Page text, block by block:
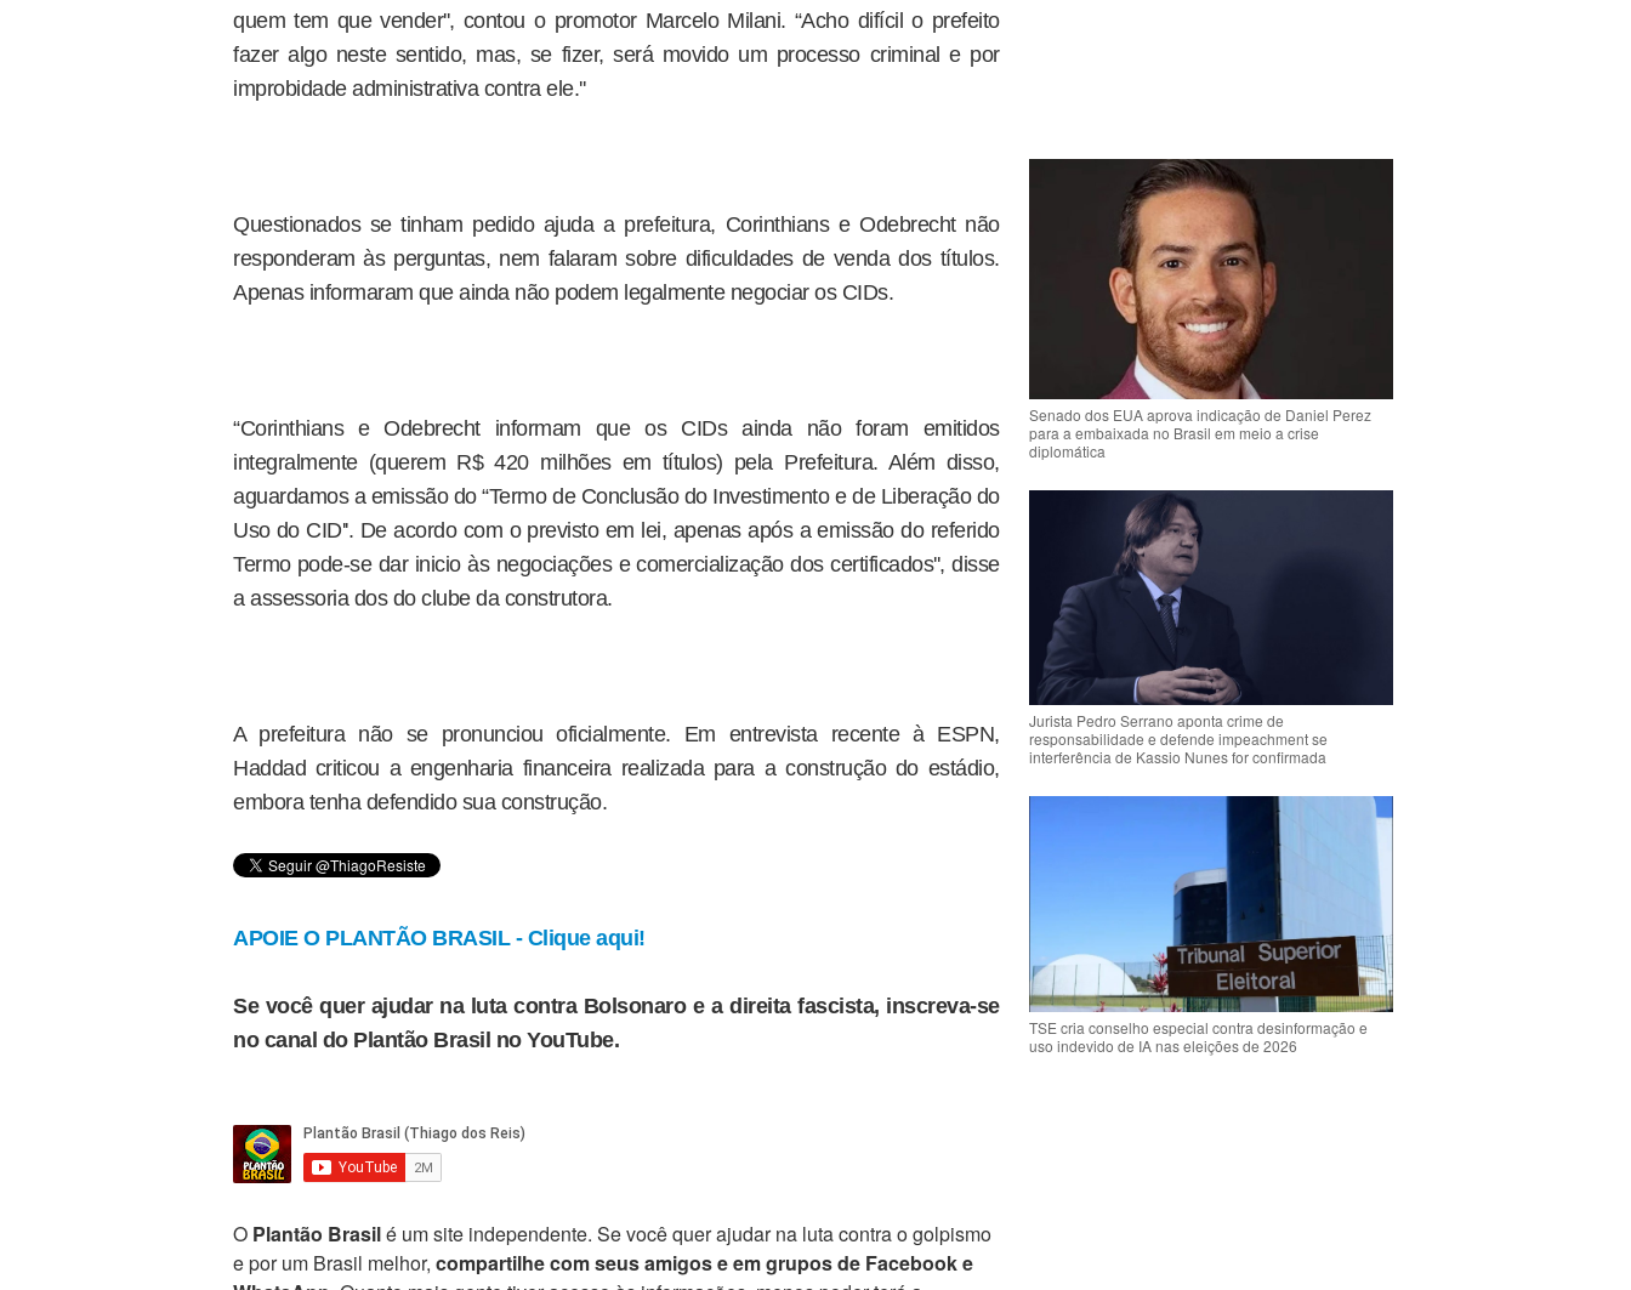
quem tem que vender'', contou o promotor Marcelo Milani. “Acho difícil o prefeito
fazer algo neste sentido, mas, se fizer, será movido um processo criminal e por
improbidade administrativa contra ele.''
Questionados se tinham pedido ajuda a prefeitura, Corinthians e Odebrecht não
responderam às perguntas, nem falaram sobre dificuldades de venda dos títulos.
Apenas informaram que ainda não podem legalmente negociar os CIDs.
“Corinthians e Odebrecht informam que os CIDs ainda não foram emitidos
integralmente (querem R$ 420 milhões em títulos) pela Prefeitura. Além disso,
aguardamos a emissão do “Termo de Conclusão do Investimento e de Liberação do
Uso do CID''. De acordo com o previsto em lei, apenas após a emissão do referido
Termo pode-se dar inicio às negociações e comercialização dos certificados'', disse
a assessoria dos do clube da construtora.
A prefeitura não se pronunciou oficialmente. Em entrevista recente à ESPN,
Haddad criticou a engenharia financeira realizada para a construção do estádio,
embora tenha defendido sua construção.
APOIE O PLANTÃO BRASIL - Clique aqui!
Se você quer ajudar na luta contra Bolsonaro e a direita fascista, inscreva-se
no canal do Plantão Brasil no YouTube.
O Plantão Brasilé um site independente. Se você quer ajudar na luta contra o golpismo
e por um Brasil melhor, compartilhe com seus amigos e em grupos de Facebook e
Senado dos EUA aprova indicação de Daniel Perez
para a embaixada no Brasil em meio a crise
diplomática
Jurista Pedro Serrano aponta crime de
responsabilidade e defende impeachment se
interferência de Kassio Nunes for confirmada
TSE cria conselho especial contra desinformação e
uso indevido de IA nas eleições de 2026